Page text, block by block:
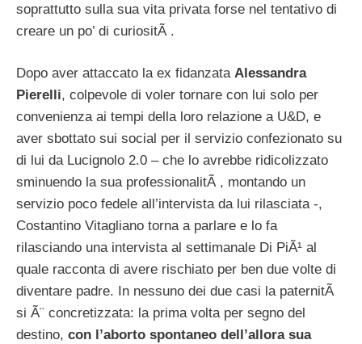
soprattutto sulla sua vita privata forse nel tentativo di
creare un po’ di curiositÃ .
Dopo aver attaccato la ex fidanzata Alessandra
Pierelli, colpevole di voler tornare con lui solo per
convenienza ai tempi della loro relazione a U&D, e
aver sbottato sui social per il servizio confezionato su
di lui da Lucignolo 2.0 – che lo avrebbe ridicolizzato
sminuendo la sua professionalitÃ , montando un
servizio poco fedele all’intervista da lui rilasciata -,
Costantino Vitagliano torna a parlare e lo fa
rilasciando una intervista al settimanale Di PiÃ¹ al
quale racconta di avere rischiato per ben due volte di
diventare padre. In nessuno dei due casi la paternitÃ
si Ã¨ concretizzata: la prima volta per segno del
destino, con l’aborto spontaneo dell’allora sua